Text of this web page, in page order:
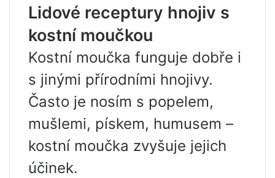
Lidové receptury hnojiv s
kostní moučkou
Kostní moučka funguje dobře i
s jinými přírodními hnojivy.
Často je nosím s popelem,
mušlemi, pískem, humusem –
kostní moučka zvyšuje jejich
účinek.